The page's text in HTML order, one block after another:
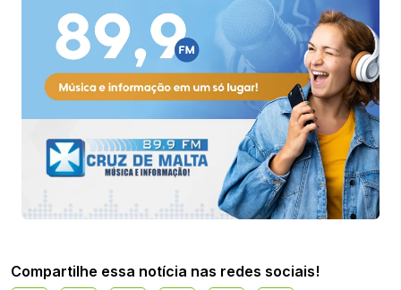
Compartilhe essa notícia nas redes sociais!